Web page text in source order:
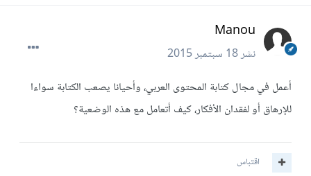
Manou
نشر18 سبتمبر 2015
أعمل في مجال كتابة المحتوى العربي، وأحيانا يصعب الكتابة سواءا
للإرهاق أو لفقدان الأفكار، كيف أتعامل مع هذه الوضعية؟
اقتباس